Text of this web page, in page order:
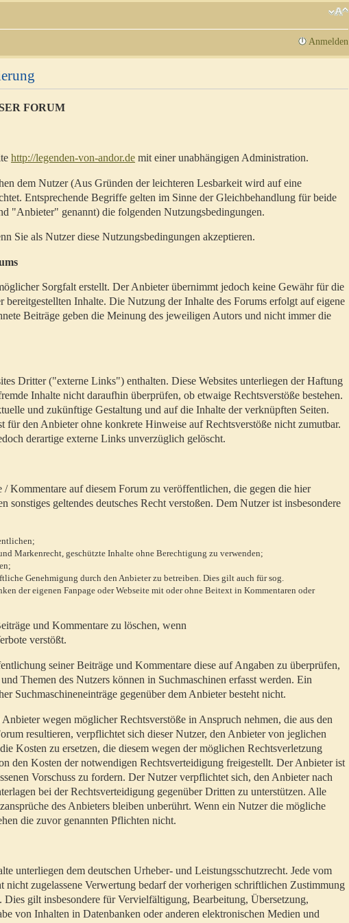
Anmelden
FORUM
http://legenden-von-andor.de mit einer unabhängigen Administration.
dem Nutzer (Aus Gründen der leichteren Lesbarkeit wird auf eine
Entsprechende Begriffe gelten im Sinne der Gleichbehandlung für beide
"Anbieter" genannt) die folgenden Nutzungsbedingungen.
Sie als Nutzer diese Nutzungsbedingungen akzeptieren.
Sorgfalt erstellt. Der Anbieter übernimmt jedoch keine Gewähr für die
Inhalte. Die Nutzung der Inhalte des Forums erfolgt auf eigene
Beiträge geben die Meinung des jeweiligen Autors und nicht immer die
Dritter ("externe Links") enthalten. Diese Websites unterliegen der Haftung
Inhalte nicht daraufhin überprüfen, ob etwaige Rechtsverstöße bestehen.
und zukünftige Gestaltung und auf die Inhalte der verknüpften Seiten.
den Anbieter ohne konkrete Hinweise auf Rechtsverstöße nicht zumutbar.
derartige externe Links unverzüglich gelöscht.
Kommentare auf diesem Forum zu veröffentlichen, die gegen die hier
sonstiges geltendes deutsches Recht verstoßen. Dem Nutzer ist insbesondere
Markenrecht, geschützte Inhalte ohne Berechtigung zu verwenden;
Genehmigung durch den Anbieter zu betreiben. Dies gilt auch für sog.
der eigenen Fanpage oder Webseite mit oder ohne Beitext in Kommentaren oder
und Kommentare zu löschen, wenn
verstößt.
seiner Beiträge und Kommentare diese auf Angaben zu überprüfen,
Themen des Nutzers können in Suchmaschinen erfasst werden. Ein
Suchmaschineneinträge gegenüber dem Anbieter besteht nicht.
wegen möglicher Rechtsverstöße in Anspruch nehmen, die aus den
resultieren, verpflichtet sich dieser Nutzer, den Anbieter von jeglichen
Kosten zu ersetzen, die diesem wegen der möglichen Rechtsverletzung
den Kosten der notwendigen Rechtsverteidigung freigestellt. Der Anbieter ist
Vorschuss zu fordern. Der Nutzer verpflichtet sich, den Anbieter nach
bei der Rechtsverteidigung gegenüber Dritten zu unterstützen. Alle
des Anbieters bleiben unberührt. Wenn ein Nutzer die mögliche
die zuvor genannten Pflichten nicht.
unterliegen dem deutschen Urheber- und Leistungsschutzrecht. Jede vom
nicht zugelassene Verwertung bedarf der vorherigen schriftlichen Zustimmung
Dies gilt insbesondere für Vervielfältigung, Bearbeitung, Übersetzung,
von Inhalten in Datenbanken oder anderen elektronischen Medien und